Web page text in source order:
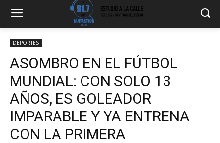
DEPORTES
ASOMBRO EN EL FÚTBOL
MUNDIAL: CON SOLO 13
AÑOS, ES GOLEADOR
IMPARABLE Y YA ENTRENA
CON LA PRIMERA